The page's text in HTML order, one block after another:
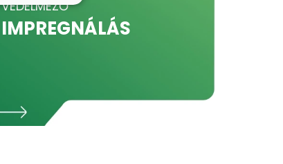
VÉDELMEZŐ
IMPREGNÁLÁS